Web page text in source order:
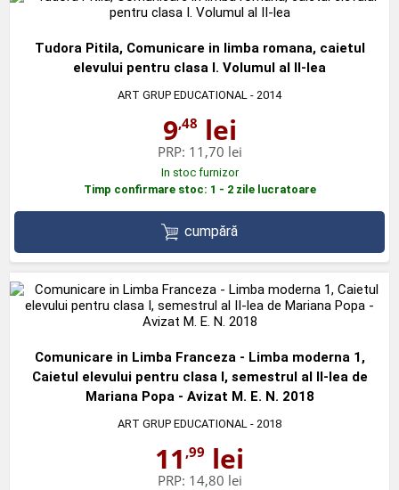
Tudora Pitila, Comunicare in limba romana, caietul
elevului pentru clasa I. Volumul al II-lea
ART GRUP EDUCATIONAL - 2014
9,48 lei
PRP: 11,70 lei
In stoc furnizor
Timp confirmare stoc: 1 - 2 zile lucratoare
cumpără
Comunicare in Limba Franceza - Limba moderna 1,
Caietul elevului pentru clasa I, semestrul al II-lea de
Mariana Popa - Avizat M. E. N. 2018
ART GRUP EDUCATIONAL - 2018
11 ,99 lei
PRP: 14,80 lei